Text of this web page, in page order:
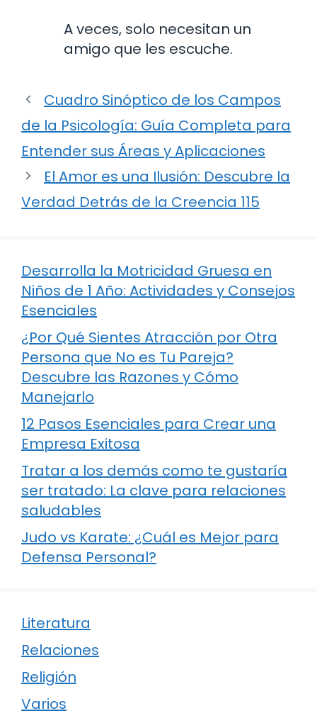
A veces, solo necesitan un
amigo que les escuche.
Cuadro Sinóptico de los Campos
de la Psicología: Guía Completa para
Entender sus Áreas y Aplicaciones
El Amor es una Ilusión: Descubre la
Verdad Detrás de la Creencia 115
Desarrolla la Motricidad Gruesa en
Niños de 1 Año: Actividades y Consejos
Esenciales
¿Por Qué Sientes Atracción por Otra
Persona que No es Tu Pareja?
Descubre las Razones y Cómo
Manejarlo
12 Pasos Esenciales para Crear una
Empresa Exitosa
Tratar a los demás como te gustaría
ser tratado: La clave para relaciones
saludables
Judo vs Karate: ¿Cuál es Mejor para
Defensa Personal?
Literatura
Relaciones
Religión
Varios